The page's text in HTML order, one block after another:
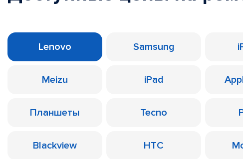
Lenovo Samsung
Meizu iPad
Планшеты Tecno
Blackview HTC